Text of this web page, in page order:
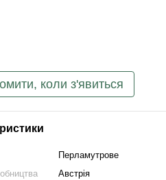
коли з'явиться
Перламутрове
Австрія